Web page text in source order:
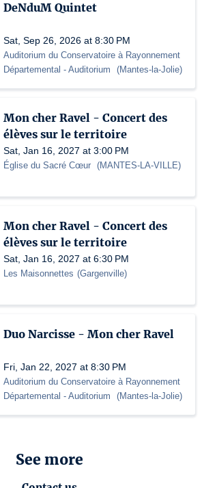
DeNduM Quintet
Sat, Sep 26, 2026 at 8:30 PM
Auditorium du Conservatoire à Rayonnement
Départemental - Auditorium (Mantes-la-Jolie)
Mon cher Ravel - Concert des
élèves sur le territoire
Sat, Jan 16, 2027 at 3:00 PM
Église du Sacré Cœur (MANTES-LA-VILLE)
Mon cher Ravel - Concert des
élèves sur le territoire
Sat, Jan 16, 2027 at 6:30 PM
Les Maisonnettes (Gargenville)
Duo Narcisse - Mon cher Ravel
Fri, Jan 22, 2027 at 8:30 PM
Auditorium du Conservatoire à Rayonnement
Départemental - Auditorium (Mantes-la-Jolie)
See more